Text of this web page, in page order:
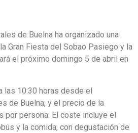
de Buelna ha organizado una
Gran Fiesta del Sobao Pasiego y la
el próximo domingo 5 de abril en
las 10:30 horas desde el
de Buelna, y el precio de la
por persona. El coste incluye el
y la comida, con degustación de